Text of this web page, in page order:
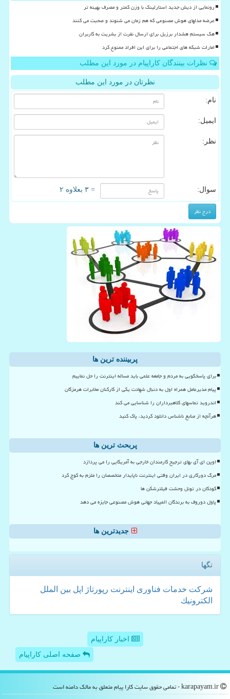
رونمایی از دیش جدید استارلینک با وزن کمتر و مصرف بهینه تر
عرضه مدلهای هوش مصنوعی که هم زمان می شنوند و صحبت می کنند
هک سیستم هشدار برزیل برای ارسال نفرت از بشریت به کاربران
امارات شبکه های اجتماعی را برای این افراد ممنوع کرد
نظرات بینندگان کاراپیام در مورد این مطلب
نظرتان در مورد این مطلب
نام:
ایمیل:
نظر:
سوال: = ۳ بعلاوه ۲
پربیننده ترین ها
برای پاسخگویی به مردم و جامعه علمی باید مساله اینترنت را حل نماییم
پیام مدیرعامل همراه اول به دنبال شهادت یکی از کارکنان مخابرات هرمزگان
اندروید تماسهای کلاهبرداران را شناسایی می کند
هرآنچه از منابع ناشناس دانلود کردید، پاک کنید
پربحث ترین ها
اوپن ای آی بهای ترجیح کارمندان خارجی به آمریکایی را می پردازد
مرگ دورکاری در ایران وقتی اینترنت ناپایدار متخصصان را ملزم به کوچ کرد
کودکان در تونل وحشت فیلترشکن ها
پاول دوروف به برندگان المپیاد جهانی هوش مصنوعی جایزه می دهد
جدیدترین ها
تگها
شركت خدمات فناوری اینترنت رپورتاژ اپل بین الملل
الكترونیك
اخبار کاراپیام
صفحه اصلی کاراپیام